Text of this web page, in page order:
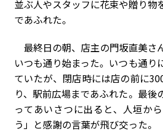
並ぶ人やスタッフに花束や贈り物
であふれた。
最終日の朝、店主の門坂直美さ
いつも通り始まった。いつも通り
ていたが、閉店時には店の前に
り、駅前広場まであふれた。最後
ってあいさつに出ると、人垣か
う」と感謝の言葉が飛び交った。